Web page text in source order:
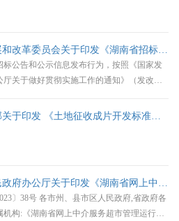
湖南省发展和改革委员会关于印发《湖南省招标公告和公示信息发布管理办法》的通知
标公告和公示信息发布行为，按照《国家发
厅关于做好贯彻实施工作的通知》（发改办
公示信息发布管理办法》。现印发你们，请
自然资源部关于印发 《土地征收成片开发标准》的通知
湖南省人民政府办公厅关于印发《湖南省网上中介服务超市管理运行办法》的通知
〕38号 各市州、县市区人民政府,省政府各
机构:《湖南省网上中介服务超市管理运行办